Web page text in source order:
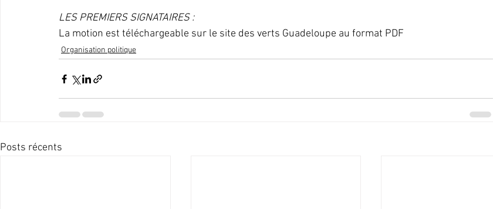
LES PREMIERS SIGNATAIRES :
La motion est téléchargeable sur le site des verts Guadeloupe au format PDF
Organisation politique
Posts récents